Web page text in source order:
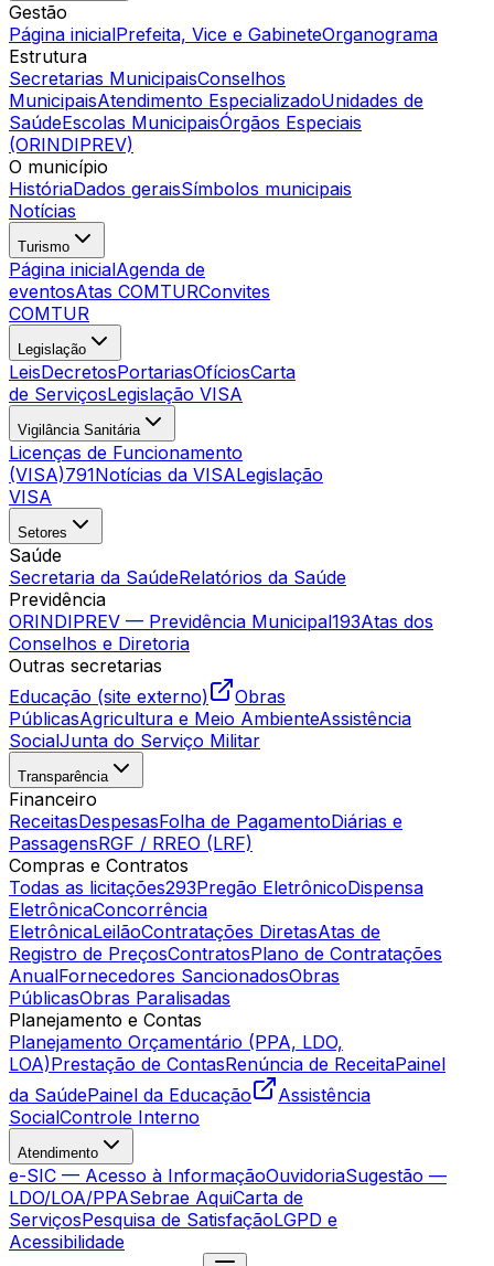
Gestão
Página inicialPrefeita, Vice e GabineteOrganograma
Estrutura
Secretarias MunicipaisConselhos
MunicipaisAtendimento EspecializadoUnidades de
SaúdeEscolas MunicipaisÓrgãos Especiais
(ORINDIPREV)
O município
HistóriaDados geraisSímbolos municipais
Notícias
Turismo
Página inicialAgenda de
eventosAtas COMTURConvites
COMTUR
Legislação
LeisDecretosPortariasOfíciosCarta
de ServiçosLegislação VISA
Vigilância Sanitária
Licenças de Funcionamento
(VISA)791Notícias da VISALegislação
VISA
Setores
Saúde
Secretaria da SaúdeRelatórios da Saúde
Previdência
ORINDIPREV — Previdência Municipal193Atas dos
Conselhos e Diretoria
Outras secretarias
Educação (site externo)
Obras
PúblicasAgricultura e Meio AmbienteAssistência
SocialJunta do Serviço Militar
Transparência
Financeiro
ReceitasDespesasFolha de PagamentoDiárias e
PassagensRGF / RREO (LRF)
Compras e Contratos
Todas as licitações293Pregão EletrônicoDispensa
EletrônicaConcorrência
EletrônicaLeilãoContratações DiretasAtas de
Registro de PreçosContratosPlano de Contratações
AnualFornecedores SancionadosObras
PúblicasObras Paralisadas
Planejamento e Contas
Planejamento Orçamentário (PPA, LDO,
LOA)Prestação de ContasRenúncia de ReceitaPainel
da SaúdePainel da Educação
Assistência
SocialControle Interno
Atendimento
e-SIC — Acesso à InformaçãoOuvidoriaSugestão —
LDO/LOA/PPASebrae AquiCarta de
ServiçosPesquisa de SatisfaçãoLGPD e
Acessibilidade